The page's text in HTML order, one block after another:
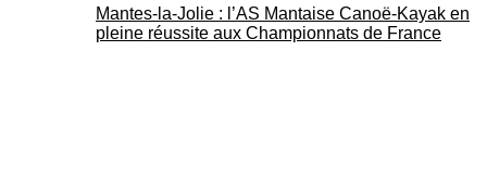
Mantes-la-Jolie : l’AS Mantaise Canoë‑Kayak en
pleine réussite aux Championnats de France